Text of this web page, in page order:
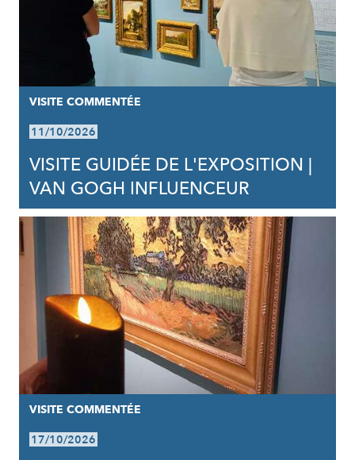
VISITE COMMENTÉE
11/10/2026
VISITE GUIDÉE DE L'EXPOSITION |
VAN GOGH INFLUENCEUR
VISITE COMMENTÉE
17/10/2026